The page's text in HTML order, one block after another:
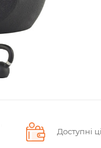
Доступні